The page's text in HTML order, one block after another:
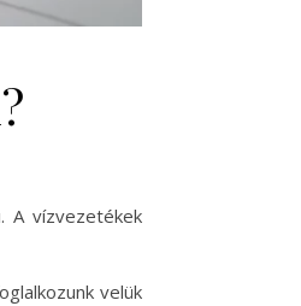
A vízvezetékek
velük